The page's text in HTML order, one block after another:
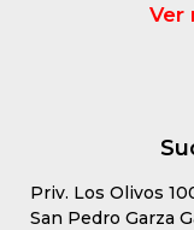
Ver
Priv. Los Olivos
San Pedro Garza